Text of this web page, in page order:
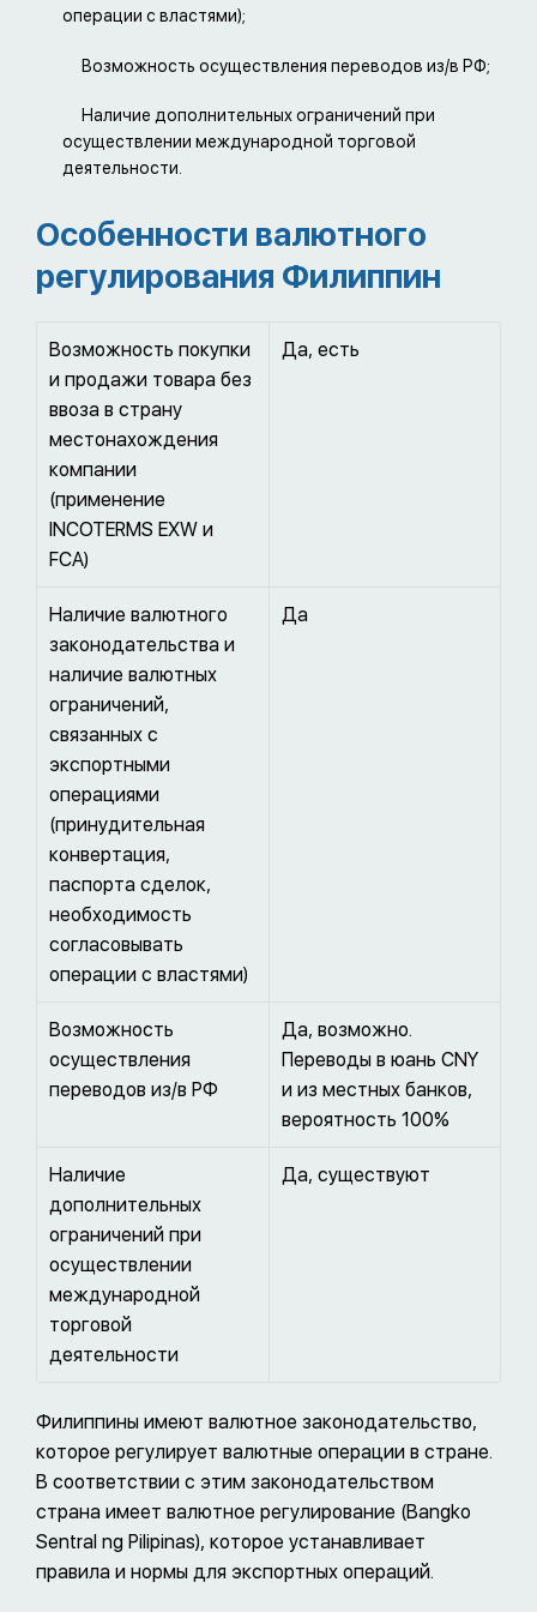
операции с властями);
Возможность осуществления переводов из/в РФ;
Наличие дополнительных ограничений при
осуществлении международной торговой
деятельности.
Особенности валютного
регулирования Филиппин
Возможность покупки
и продажи товара без
ввоза в страну
местонахождения
компании
(применение
INCOTERMS EXW и
FCA)
Да, есть
Наличие валютного
законодательства и
наличие валютных
ограничений,
связанных с
экспортными
операциями
(принудительная
конвертация,
паспорта сделок,
необходимость
согласовывать
операции с властями)
Да
Возможность
осуществления
переводов из/в РФ
Да, возможно.
Переводы в юань CNY
и из местных банков,
вероятность 100%
Наличие
дополнительных
ограничений при
осуществлении
международной
торговой
деятельности
Да, существуют
Филиппины имеют валютное законодательство,
которое регулирует валютные операции в стране.
В соответствии с этим законодательством
страна имеет валютное регулирование (Bangko
Sentral ng Pilipinas), которое устанавливает
правила и нормы для экспортных операций.